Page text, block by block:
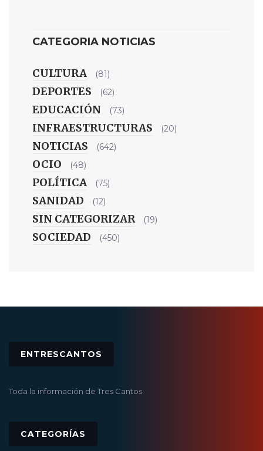
CATEGORIA NOTICIAS
CULTURA (81)
DEPORTES (62)
EDUCACIÓN (73)
INFRAESTRUCTURAS (20)
NOTICIAS (642)
OCIO (48)
POLÍTICA (75)
SANIDAD (12)
SIN CATEGORIZAR (19)
SOCIEDAD (450)
ENTRESCANTOS
Toda la información de Tres Cantos
CATEGORÍAS